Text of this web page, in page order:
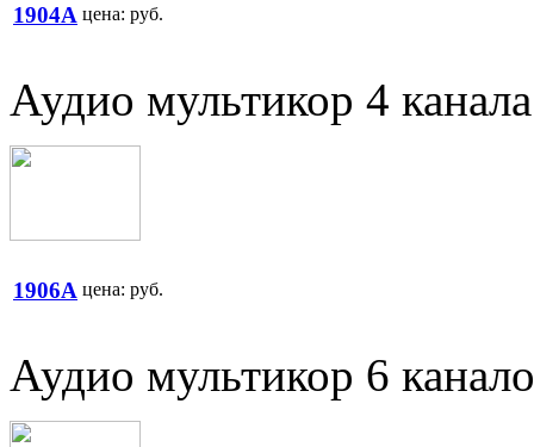
1904A цена: руб.
Аудио мультикор 4
1906A цена: руб.
Аудио мультикор 6